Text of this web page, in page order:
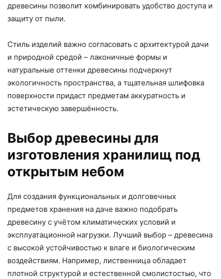
древесины позволит комбинировать удобство доступа и
защиту от пыли.
Стиль изделий важно согласовать с архитектурой дачи
и природной средой – лаконичные формы и
натуральные оттенки древесины подчеркнут
экологичность пространства, а тщательная шлифовка
поверхности придаст предметам аккуратность и
эстетическую завершённость.
Выбор древесины для
изготовления хранилищ под
открытым небом
Для создания функциональных и долговечных
предметов хранения на даче важно подобрать
древесину с учётом климатических условий и
эксплуатационной нагрузки. Лучший выбор – древесина
с высокой устойчивостью к влаге и биологическим
воздействиям. Например, лиственница обладает
плотной структурой и естественной смолистостью, что